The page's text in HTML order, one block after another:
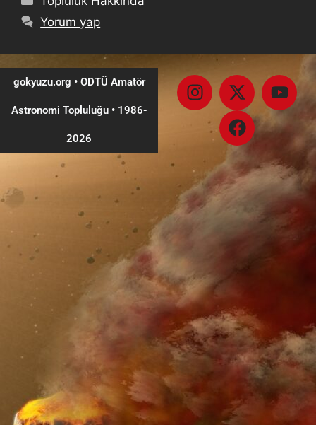
Yorum yap
gokyuzu.org • ODTÜ Amatör
Astronomi Topluluğu •1986-
2026